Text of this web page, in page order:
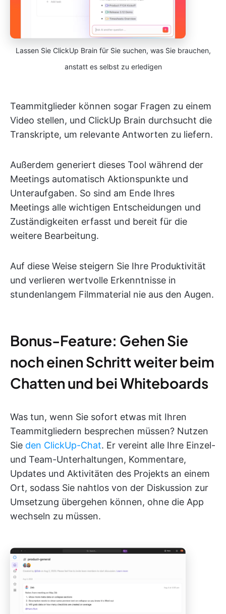
Lassen Sie ClickUp Brain für Sie suchen, was Sie brauchen,
anstatt es selbst zu erledigen
Teammitglieder können sogar Fragen zu einem
Video stellen, und ClickUp Brain durchsucht die
Transkripte, um relevante Antworten zu liefern.
Außerdem generiert dieses Tool während der
Meetings automatisch Aktionspunkte und
Unteraufgaben. So sind am Ende Ihres
Meetings alle wichtigen Entscheidungen und
Zuständigkeiten erfasst und bereit für die
weitere Bearbeitung.
Auf diese Weise steigern Sie Ihre Produktivität
und verlieren wertvolle Erkenntnisse in
stundenlangem Filmmaterial nie aus den Augen.
Bonus-Feature: Gehen Sie
noch einen Schritt weiter beim
Chatten und bei Whiteboards
Was tun, wenn Sie sofort etwas mit Ihren
Teammitgliedern besprechen müssen? Nutzen
Sie den ClickUp-Chat. Er vereint alle Ihre Einzel-
und Team-Unterhaltungen, Kommentare,
Updates und Aktivitäten des Projekts an einem
Ort, sodass Sie nahtlos von der Diskussion zur
Umsetzung übergehen können, ohne die App
wechseln zu müssen.